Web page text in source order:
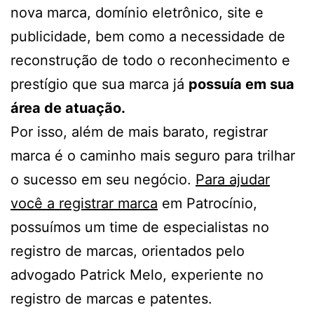
nova marca, domínio eletrônico, site e
publicidade, bem como a necessidade de
reconstrução de todo o reconhecimento e
prestígio que sua marca já possuía em sua
área de atuação.
Por isso, além de mais barato, registrar
marca é o caminho mais seguro para trilhar
o sucesso em seu negócio. Para ajudar
você a registrar marca em Patrocínio,
possuímos um time de especialistas no
registro de marcas, orientados pelo
advogado Patrick Melo, experiente no
registro de marcas e patentes.